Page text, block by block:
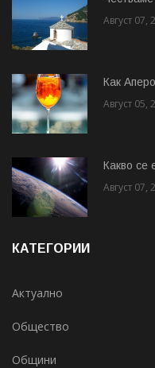
Август 07,
Как
Август 05,
Какво се
Август 07,
КАТЕГОРИИ
Актуално
Общество
Общини